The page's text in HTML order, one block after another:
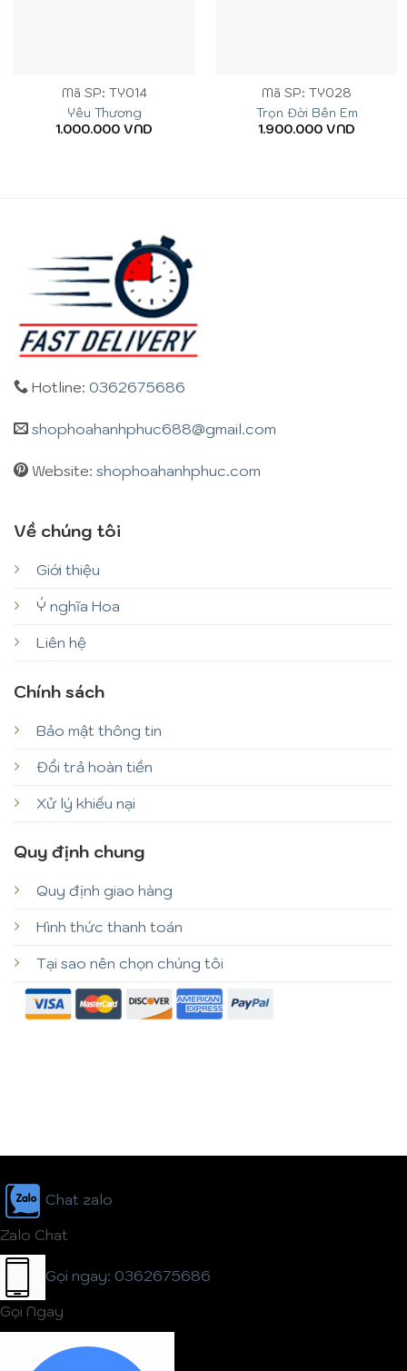
Mã SP: TY014
Yêu Thương
1.000.000 VND
Mã SP: TY028
Trọn Đời Bên Em
1.900.000 VND
Hotline: 0362675686
shophoahanhphuc688@gmail.com
Website: shophoahanhphuc.com
Về chúng tôi
Giới thiệu
Ý nghĩa Hoa
Liên hệ
Chính sách
Bảo mật thông tin
Đổi trả hoàn tiền
Xử lý khiếu nại
Quy định chung
Quy định giao hàng
Hình thức thanh toán
Tại sao nên chọn chúng tôi
Chat zalo
Zalo Chat
Gọi ngay: 0362675686
Gọi Ngay